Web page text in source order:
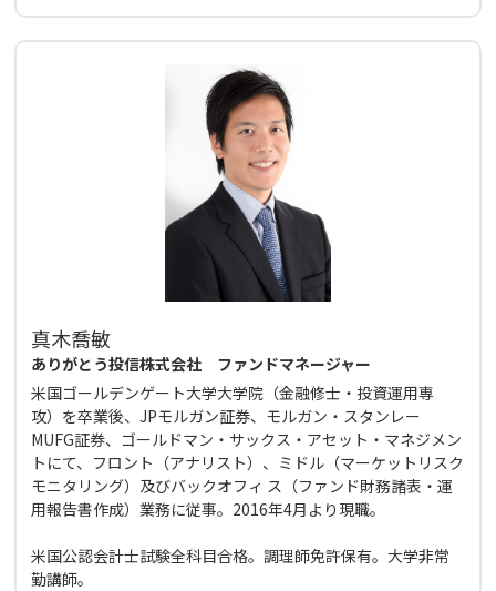
真木喬敏
ありがとう投信株式会社 ファンドマネージャー
米国ゴールデンゲート大学大学院（金融修士・投資運用専
攻）を卒業後、JPモルガン証券、モルガン・スタンレー
MUFG証券、ゴールドマン・サックス・アセット・マネジメン
トにて、フロント（アナリスト）、ミドル（マーケットリスク
モニタリング）及びバックオフィ ス（ファンド財務諸表・運
用報告書作成）業務に従事。2016年4月より現職。
米国公認会計士試験全科目合格。調理師免許保有。大学非常
勤講師。